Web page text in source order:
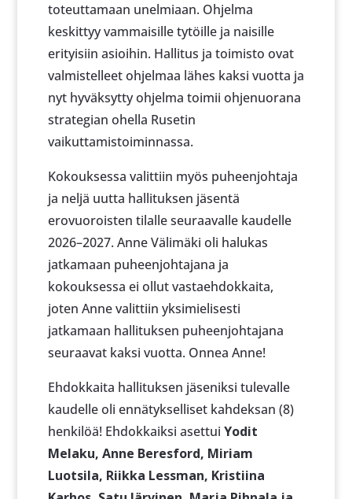
toteuttamaan unelmiaan. Ohjelma
keskittyy vammaisille tytöille ja naisille
erityisiin asioihin. Hallitus ja toimisto ovat
valmistelleet ohjelmaa lähes kaksi vuotta ja
nyt hyväksytty ohjelma toimii ohjenuorana
strategian ohella Rusetin
vaikuttamistoiminnassa.
Kokouksessa valittiin myös puheenjohtaja
ja neljä uutta hallituksen jäsentä
erovuoroisten tilalle seuraavalle kaudelle
2026–2027. Anne Välimäki oli halukas
jatkamaan puheenjohtajana ja
kokouksessa ei ollut vastaehdokkaita,
joten Anne valittiin yksimielisesti
jatkamaan hallituksen puheenjohtajana
seuraavat kaksi vuotta. Onnea Anne!
Ehdokkaita hallituksen jäseniksi tulevalle
kaudelle oli ennätykselliset kahdeksan (8)
henkilöä! Ehdokkaiksi asettui Yodit
Melaku, Anne Beresford, Miriam
Luotsila, Riikka Lessman, Kristiina